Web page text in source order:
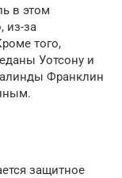
в этом
из-за
того,
Уотсону и
Франклин
защитное